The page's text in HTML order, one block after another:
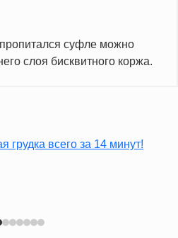
суфле можно
слоя бисквитного коржа.